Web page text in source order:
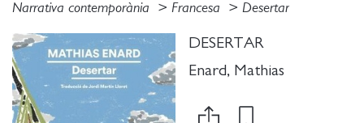
Narrativa contemporània
Francesa Desertar
DESERTAR
Enard, Mathias